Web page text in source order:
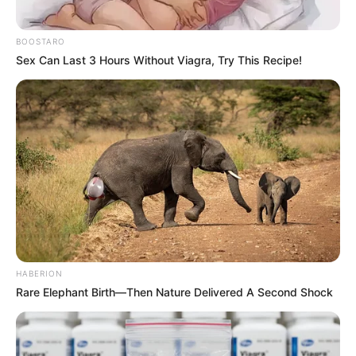
personas trans.
En Facebook, donde el tema ha generado
debates encendidos, publicaciones con
titulares como“¡Justicia para las mujeres
deportistas!”y“Riley Gaines recupera lo que
siempre fue suyo”han alcanzado millones de
interacciones en menos de 24 horas.
Influencers, periodistas deportivos y figuras
políticas no han tardado en posicionarse,
amplificando aún más el alcance mediático de
este acontecimiento.
BOOSTARO
Sex Can Last 3 Hours Without Viagra, Try This Recipe!
HABERION
Rare Elephant Birth—Then Nature Delivered A Second Shock